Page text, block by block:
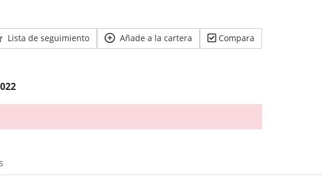
Lista de seguimiento Añade a la cartera Compara